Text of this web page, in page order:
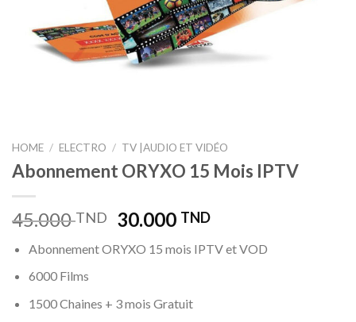
HOME / ELECTRO / TV |AUDIO ET VIDÉO
Abonnement ORYXO 15 Mois IPTV
45.000TND 30.000 TND
Abonnement ORYXO 15 mois IPTV et VOD
6000 Films
1500 Chaines + 3 mois Gratuit